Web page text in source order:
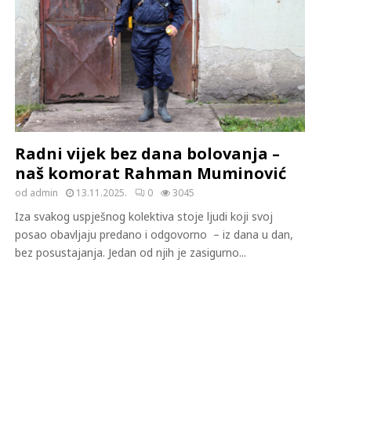
Radni vijek bez dana bolovanja –
naš komorat Rahman Muminović
od admin 13.11.2025. 0 3045
Iza svakog uspješnog kolektiva stoje ljudi koji svoj
posao obavljaju predano i odgovorno – iz dana u dan,
bez posustajanja. Jedan od njih je zasigurno...